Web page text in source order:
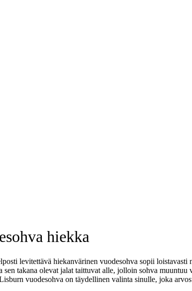
hiekka
levitettävä hiekanvärinen vuodesohva sopii
takana olevat jalat taittuvat alle, jolloin sohva
vuodesohva on täydellinen valinta sinulle, joka